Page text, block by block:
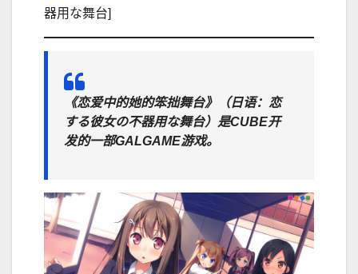
器用な舞台]
《恋爱中的她的笨拙舞台》（日语：恋
する彼女の不器用な舞台）是CUBE开
发的一部GALGAME游戏。